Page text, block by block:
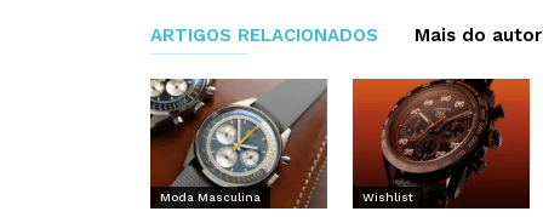
ARTIGOS RELACIONADOS Mais do autor
Moda Masculina Wishlist